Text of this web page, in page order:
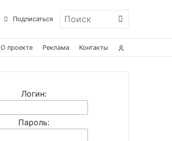
Подписаться Поиск
О проекте Реклама Контакты
Логин:
Пароль: